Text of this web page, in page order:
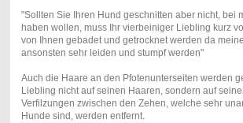
"Sollten Sie Ihren Hund geschnitten aber nicht, bei
haben wollen, muss Ihr vierbeiniger Liebling kurz
von Ihnen gebadet und getrocknet werden da
ansonsten sehr leiden und stumpf werden"
Auch die Haare an den Pfotenunterseiten werden
Liebling nicht auf seinen Haaren, sondern auf
Verfilzungen zwischen den Zehen, welche sehr
Hunde sind, werden entfernt.